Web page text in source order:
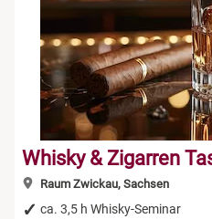
Whisky & Zigarren
Raum Zwickau, Sachsen
ca. 3,5 h Whisky-Seminar